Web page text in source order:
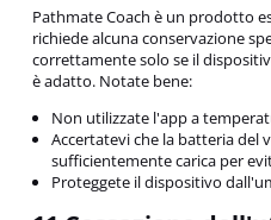
Pathmate Coach è un prodotto
richiede alcuna conservazione
correttamente solo se il
è adatto. Notate bene:
Non utilizzate l'app a
Accertatevi che la batteria del
sufficientemente carica per
Proteggete il dispositivo